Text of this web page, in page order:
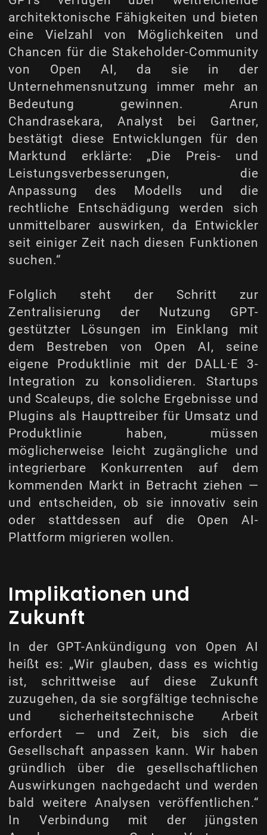
architektonische Fähigkeiten und bieten
eine Vielzahl von Möglichkeiten und
Chancen für die Stakeholder-Community
von Open AI, da sie in der
Unternehmensnutzung immer mehr an
Bedeutung gewinnen. Arun
Chandrasekara, Analyst bei Gartner,
bestätigt diese Entwicklungen für den
Marktund erklärte: „Die Preis- und
Leistungsverbesserungen, die
Anpassung des Modells und die
rechtliche Entschädigung werden sich
unmittelbarer auswirken, da Entwickler
seit einiger Zeit nach diesen Funktionen
suchen.“
Folglich steht der Schritt zur
Zentralisierung der Nutzung GPT-
gestützter Lösungen im Einklang mit
dem Bestreben von Open AI, seine
eigene Produktlinie mit der DALL·E 3-
Integration zu konsolidieren. Startups
und Scaleups, die solche Ergebnisse und
Plugins als Haupttreiber für Umsatz und
Produktlinie haben, müssen
möglicherweise leicht zugängliche und
integrierbare Konkurrenten auf dem
kommenden Markt in Betracht ziehen —
und entscheiden, ob sie innovativ sein
oder stattdessen auf die Open AI-
Plattform migrieren wollen.
Implikationen und
Zukunft
In der GPT-Ankündigung von Open AI
heißt es: „Wir glauben, dass es wichtig
ist, schrittweise auf diese Zukunft
zuzugehen, da sie sorgfältige technische
und sicherheitstechnische Arbeit
erfordert — und Zeit, bis sich die
Gesellschaft anpassen kann. Wir haben
gründlich über die gesellschaftlichen
Auswirkungen nachgedacht und werden
bald weitere Analysen veröffentlichen.“
In Verbindung mit der jüngsten